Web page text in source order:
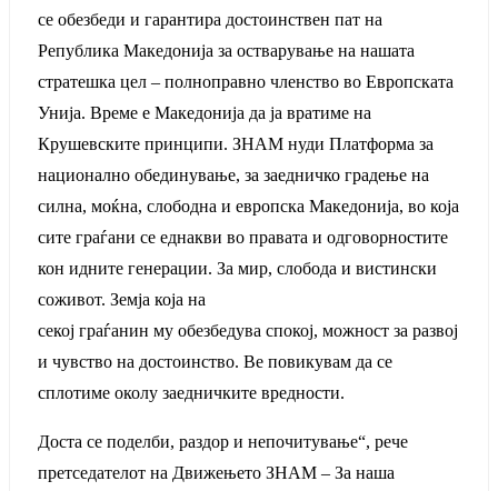
се обезбеди и гарантира достоинствен пат на
Република Македонија за остварување на нашата
стратешка цел – полноправно членство во Европската
Унија. Време е Македонија да ја вратиме на
Крушевските принципи. ЗНАМ нуди Платформа за
национално обединување, за заедничко градење на
силна, моќна, слободна и европска Македонија, во која
сите граѓани се еднакви во правата и одговорностите
кон идните генерации. За мир, слобода и вистински
соживот. Земја која на
секој граѓанин му обезбедува спокој, можност за развој
и чувство на достоинство. Ве повикувам да се
сплотиме околу заедничките вредности.
Доста се поделби, раздор и непочитување“, рече
претседателот на Движењето ЗНАМ – За наша